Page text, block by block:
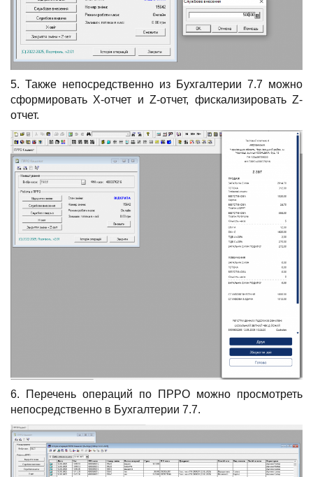
5. Также непосредственно из Бухгалтерии 7.7 можно
сформировать X-отчет и Z-отчет, фискализировать Z-
отчет.
6. Перечень операций по ПРРО можно просмотреть
непосредственно в Бухгалтерии 7.7.